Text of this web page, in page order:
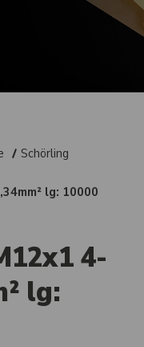
Schörling
lg: 10000
4-
lg: